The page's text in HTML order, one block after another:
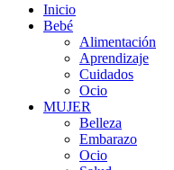
search
Menu
Inicio
Bebé
Alimentación
Aprendizaje
Cuidados
Ocio
MUJER
Belleza
Embarazo
Ocio